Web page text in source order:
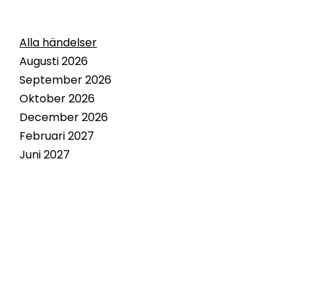
Alla händelser
Augusti 2026
September 2026
Oktober 2026
December 2026
Februari 2027
Juni 2027